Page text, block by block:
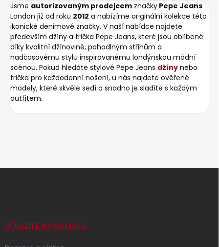
Jsme autorizovaným prodejcem značky Pepe Jeans
London již od roku 2012 a nabízíme originální kolekce této
ikonické denimové značky. V naší nabídce najdete
především džíny a trička Pepe Jeans, které jsou oblíbené
díky kvalitní džínovině, pohodlným střihům a
nadčasovému stylu inspirovanému londýnskou módní
scénou. Pokud hledáte stylové Pepe Jeans džíny nebo
trička pro každodenní nošení, u nás najdete ověřené
modely, které skvěle sedí a snadno je sladíte s každým
outfitem.
Z
DŮLEŽITÉ INFORMACE